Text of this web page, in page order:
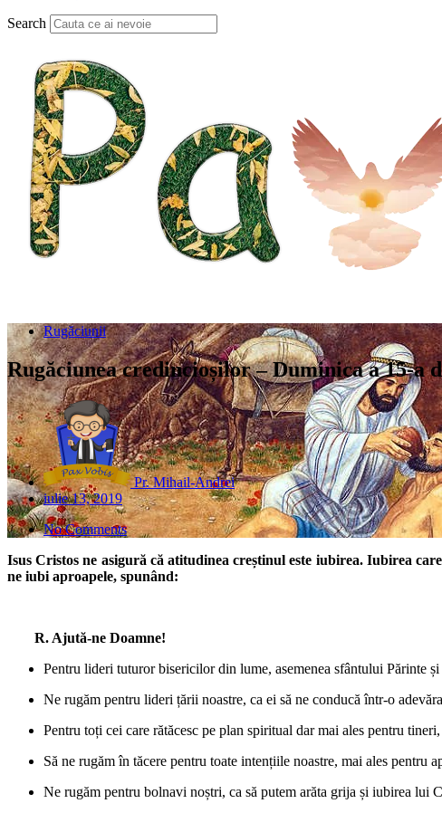
Search
Rugăciunii
Rugăciunea credincioșilor – Duminica a 15-a
Pr. Mihail-Andrei
iulie 13, 2019
No Comments
Isus Cristos ne asigură că atitudinea creștinul este iubirea. Iubirea
ne iubi aproapele, spunând:
R. Ajută-ne Doamne!
Pentru lideri tuturor bisericilor din lume, asemenea sfântului Părinte
Ne rugăm pentru lideri țării noastre, ca ei să ne conducă într-o
Pentru toți cei care rătăcesc pe plan spiritual dar mai ales pentru
Să ne rugăm în tăcere pentru toate intențiile noastre, mai ales pentru
Ne rugăm pentru bolnavi noștri, ca să putem arăta grija și iubirea